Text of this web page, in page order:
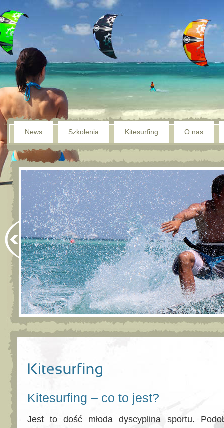
News Szkolenia Kitesurfing O nas
Kitesurfing – co to jest?
Jest to dość młoda dyscyplina sportu.